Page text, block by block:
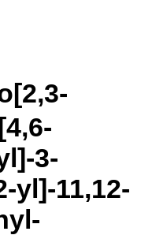
3-
yl]-11,12-